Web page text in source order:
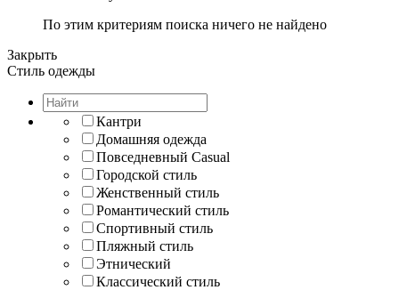
По этим критериям поиска ничего не найдено
Закрыть
Стиль одежды
Кантри
Домашняя одежда
Повседневный Casual
Городской стиль
Женственный стиль
Романтический стиль
Спортивный стиль
Пляжный стиль
Этнический
Классический стиль